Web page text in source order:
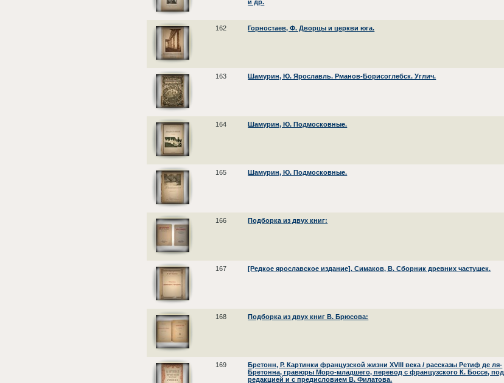
и др.
162 Горностаев, Ф. Дворцы и церкви юга.
163 Шамурин, Ю. Ярославль. Рманов-Борисоглебск. Углич.
164 Шамурин, Ю. Подмосковные.
165 Шамурин, Ю. Подмосковные.
166 Подборка из двух книг:
167 [Редкое ярославское издание]. Симаков, В. Сборник древних частушек.
168 Подборка из двух книг В. Брюсова:
169
Бретонн, Р. Картинки французской жизни XVIII века / рассказы Ретиф де ля-
Бретонна, гравюры Моро-младшего, перевод с французского К. Боссе, под
редакцией и с предисловием В. Филатова.